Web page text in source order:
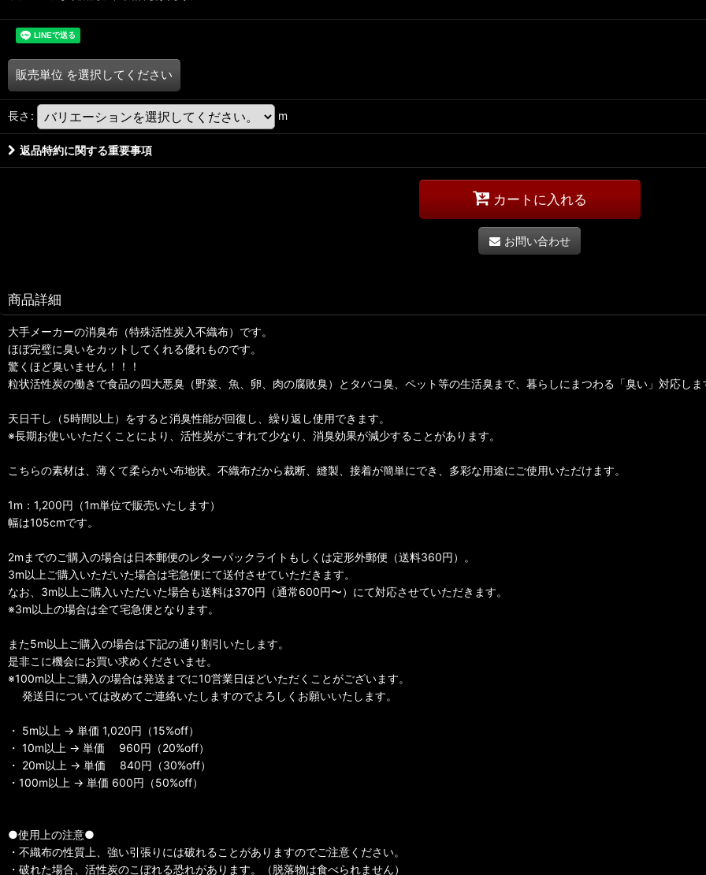
販売単位 を選択してください
長さ : m
返品特約に関する重要事項
カートに入れる
お問い合わせ
商品詳細
大手メーカーの消臭布（特殊活性炭入不織布）です。
ほぼ完璧に臭いをカットしてくれる優れものです。
驚くほど臭いません！！！
粒状活性炭の働きで食品の四大悪臭（野菜、魚、卵、肉の腐敗臭）とタバコ臭、ペット等の生活臭まで、暮らしにまつわる「臭い」対応しま
天日干し（5時間以上）をすると消臭性能が回復し、繰り返し使用できます。
※長期お使いいただくことにより、活性炭がこすれて少なり、消臭効果が減少することがあります。
こちらの素材は、薄くて柔らかい布地状。不織布だから裁断、縫製、接着が簡単にでき、多彩な用途にご使用いただけます。
1m：1,200円（1m単位で販売いたします）
幅は105cmです。
2mまでのご購入の場合は日本郵便のレターパックライトもしくは定形外郵便（送料360円）。
3m以上ご購入いただいた場合は宅急便にて送付させていただきます。
なお、3m以上ご購入いただいた場合も送料は370円（通常600円〜）にて対応させていただきます。
※3m以上の場合は全て宅急便となります。
また5m以上ご購入の場合は下記の通り割引いたします。
是非こに機会にお買い求めくださいませ。
※100m以上ご購入の場合は発送までに10営業日ほどいただくことがございます。
発送日については改めてご連絡いたしますのでよろしくお願いいたします。
・ 5m以上 → 単価 1,020円（15%off）
・ 10m以上 → 単価 960円（20%off）
・ 20m以上 → 単価 840円（30%off）
・100m以上 → 単価 600円（50%off）
●使用上の注意●
・不織布の性質上、強い引張りには破れることがありますのでご注意ください。
・破れた場合、活性炭のこぼれる恐れがあります。（脱落物は食べられません）